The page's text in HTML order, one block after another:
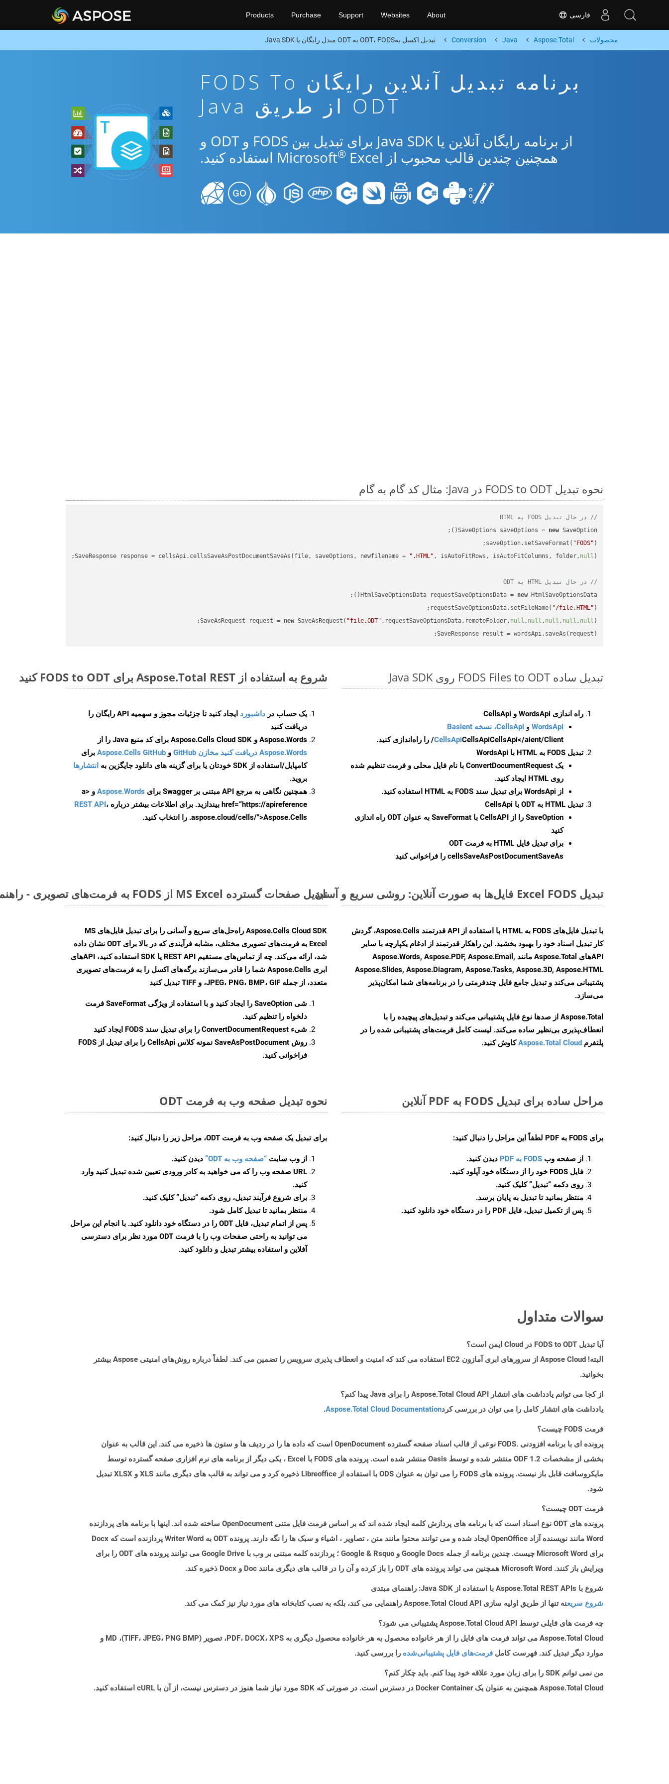
فارسی Products Purchase Support Websites About
محصولات Aspose.Total
Java
Conversion تبدیل اکسل بهODT، FODS به ODT مبدل رایگان یا Java SDK
برنامه تبدیل آنلاین رایگان FODS To
ODT از طریق Java
از برنامه رایگان آنلاین یا Java SDK برای تبدیل بین FODS و ODT و
همچنین چندین قالب محبوب از Microsoft
® Excel استفاده کنید.
نحوه تبدیل FODS to ODT در Java: مثال کد گام به گام
// در حال تبدیل FODS به HTML
SaveOptions saveOptions = new
saveOption.setSaveFormat( "FODS"
SaveResponse response = cellsApi.cellsSaveAsPostDocumentSaveAs(file, saveOptions, newfilename +
".HTML" , isAutoFitRows, isAutoFitColumns, folder, null
// در حال تبدیل HTML به ODT
HtmlSaveOptionsData requestSaveOptionsData = new
requestSaveOptionsData.setFileName( "/file.HTML"
SaveAsRequest request = new SaveAsRequest( "file.ODT" ,requestSaveOptionsData,remoteFolder, null , null , null , null , null
SaveResponse result = wordsApi.saveAs(request);
تبدیل ساده FODS Files to ODT روی Java SDK
راه اندازی WordsApi و CellsApi
WordsApi و CellsApi، نسخه Basient
CellsApiCellsApiCellsApi</aient/Client/ را راه‌اندازی کنید.
تبدیل FODS به HTML با WordsApi
یک ConvertDocumentRequest با نام فایل محلی و فرمت تنظیم شده
روی HTML ایجاد کنید.
از WordsApi برای تبدیل سند FODS به HTML استفاده کنید.
تبدیل HTML به ODT با CellsApi
SaveOption
را از CellsAPI با SaveFormat به عنوان ODT راه اندازی
کنید
برای تبدیل فایل HTML به فرمت
ODT
cellsSaveAsPostDocumentSaveAs را فراخوانی کنید
شروع به استفاده از Aspose.Total REST برای FODS to ODT کنید
یک حساب در داشبورد
ایجاد کنید تا جزئیات مجوز و سهمیه API رایگان را
دریافت کنید
Aspose.Words و Aspose.Cells Cloud SDK برای کد منبع Java را از
Aspose.Words دریافت کنید مخازن GitHub
و Aspose.Cells GitHub برای
کامپایل/استفاده از SDK خودتان یا برای گزینه های دانلود جایگزین به
انتشارها
بروید.
همچنین نگاهی به مرجع API مبتنی بر Swagger برای
Aspose.Words
و <a
href=“https://apireference بیندازید. برای اطلاعات بیشتر درباره
REST API،
.aspose.cloud/cells/">Aspose.Cells را انتخاب کنید.
تبدیل Excel FODS فایل‌ها به صورت آنلاین: روشی سریع و آسان
با تبدیل فایل‌های FODS به HTML با استفاده از API قدرتمند Aspose.Cells، گردش
کار تبدیل اسناد خود را بهبود بخشید. این راهکار قدرتمند از ادغام یکپارچه با سایر
APIهای Aspose.Total مانند Aspose.Words, Aspose.PDF, Aspose.Email,
Aspose.Slides, Aspose.Diagram, Aspose.Tasks, Aspose.3D, Aspose.HTML
پشتیبانی می‌کند و تبدیل جامع فایل چندفرمتی را در برنامه‌های شما امکان‌پذیر
می‌سازد.
Aspose.Total از صدها نوع فایل پشتیبانی می‌کند و تبدیل‌های پیچیده را با
انعطاف‌پذیری بی‌نظیر ساده می‌کند. لیست کامل فرمت‌های پشتیبانی شده را در
پلتفرم Aspose.Total Cloudکاوش کنید.
تبدیل صفحات گسترده MS Excel از FODS به فرمت‌های تصویری - راهنمای گام به گام
Aspose.Cells Cloud SDK راه‌حل‌های سریع و آسانی را برای تبدیل فایل‌های MS
Excel به فرمت‌های تصویری مختلف، مشابه فرآیندی که در بالا برای ODT نشان داده
شد، ارائه می‌کند. چه از تماس‌های مستقیم REST API یا SDK استفاده کنید، APIهای
ابری Aspose.Cells شما را قادر می‌سازند برگه‌های اکسل را به فرمت‌های تصویری
متعدد، از جمله JPEG، PNG، BMP، GIF، و TIFF تبدیل کنید
شی SaveOption را ایجاد کنید و با استفاده از ویژگی SaveFormat فرمت
دلخواه را تنظیم کنید.
شیء ConvertDocumentRequest را برای تبدیل سند FODS ایجاد کنید
روش SaveAsPostDocument
نمونه کلاس CellsApi را برای تبدیل از FODS
فراخوانی کنید.
مراحل ساده برای تبدیل FODS به PDF آنلاین
برای FODS به PDF لطفاً این مراحل را دنبال کنید:
از صفحه وب FODS به PDF
دیدن کنید.
فایل FODS خود را از دستگاه خود آپلود کنید.
روی دکمه “تبدیل”کلیک کنید.
منتظر بمانید تا تبدیل به پایان برسد.
پس از تکمیل تبدیل، فایل PDF را در دستگاه خود دانلود کنید.
نحوه تبدیل صفحه وب به فرمت ODT
برای تبدیل یک صفحه وب به فرمت ODT، مراحل زیر را دنبال کنید:
از وب سایت “صفحه وب به ODT”
دیدن کنید.
URL صفحه وب را که می خواهید به کادر ورودی تعیین شده تبدیل کنید وارد
کنید.
برای شروع فرآیند تبدیل، روی دکمه “تبدیل” کلیک کنید.
منتظر بمانید تا تبدیل کامل شود.
پس از اتمام تبدیل، فایل ODT را در دستگاه خود دانلود کنید. با انجام این مراحل
می توانید به راحتی صفحات وب را با فرمت ODT مورد نظر برای دسترسی
آفلاین و استفاده بیشتر تبدیل و دانلود کنید.
سوالات متداول
آیا تبدیل FODS to ODT در Cloud ایمن است؟
البته! Aspose Cloud از سرورهای ابری آمازون EC2 استفاده می کند که امنیت و انعطاف پذیری سرویس را تضمین می کند. لطفاً درباره روش‌های امنیتی Aspose بیشتر
بخوانید.
از کجا می توانم یادداشت های انتشار Aspose.Total Cloud API را برای Java پیدا کنم؟
یادداشت های انتشار کامل را می توان در بررسی کردAspose.Total Cloud Documentation
.
فرمت FODS چیست؟
پرونده ای با برنامه افزودنی .FODS نوعی از قالب اسناد صفحه گسترده OpenDocument است که داده ها را در ردیف ها و ستون ها ذخیره می کند. این قالب به عنوان
بخشی از مشخصات ODF 1.2 منتشر شده و توسط Oasis منتشر شده است. پرونده های FODS با Excel ، یکی دیگر از برنامه های نرم افزاری صفحه گسترده توسط
مایکروسافت قابل باز نیست. پرونده های FODS را می توان به عنوان ODS با استفاده از Libreoffice ذخیره کرد و می تواند به قالب های دیگری مانند XLS و XLSX تبدیل
شود.
فرمت ODT چیست؟
پرونده های ODT نوع اسناد است که با برنامه های پردازش کلمه ایجاد شده اند که بر اساس فرمت فایل متنی OpenDocument ساخته شده اند. اینها با برنامه های پردازنده
Word مانند نویسنده آزاد OpenOffice ایجاد شده و می توانند محتوا مانند متن ، تصاویر ، اشیاء و سبک ها را نگه دارند. پرونده ODT به Writer Word پردازنده است که Docx
برای Microsoft Word چیست. چندین برنامه از جمله Google Docs و Google & Rsquo ؛ پردازنده کلمه مبتنی بر وب با Google Drive می توانند پرونده های ODT را برای
ویرایش باز کنند. Microsoft Word همچنین می تواند پرونده های ODT را باز کرده و آن را در قالب های دیگری مانند Doc و Docx ذخیره کند.
شروع با Aspose.Total REST APIs با استفاده از Java SDK: راهنمای مبتدی
شروع سریعنه تنها از طریق اولیه سازی Aspose.Total Cloud API راهنمایی می کند، بلکه به نصب کتابخانه های مورد نیاز نیز کمک می کند.
چه فرمت های فایلی توسط Aspose.Total Cloud API پشتیبانی می شود؟
Aspose.Total Cloud می تواند فرمت های فایل را از هر خانواده محصول به هر خانواده محصول دیگری به PDF، DOCX، XPS، تصویر (TIFF، JPEG، PNG BMP)، MD و
موارد دیگر تبدیل کند. فهرست کامل فرمت‌های فایل پشتیبانی‌شده را بررسی کنید.
من نمی توانم SDK را برای زبان مورد علاقه خود پیدا کنم. باید چکار کنم؟
Aspose.Total Cloud همچنین به عنوان یک Docker Container در دسترس است. در صورتی که SDK مورد نیاز شما هنوز در دسترس نیست، از آن با cURL استفاده کنید.